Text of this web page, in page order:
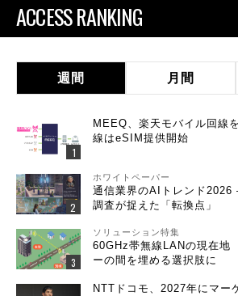
ACCESS RANKING
週間 月間
MEEQ、楽天モバイル回線
線はeSIM提供開始
ホワイトペーパー
通信業界のAIトレンド
調査が捉えた「転換点」
ソリューション特集
60GHz帯無線LANの現在
ーの間を埋める選択肢に
NTTドコモ、2027年にマー